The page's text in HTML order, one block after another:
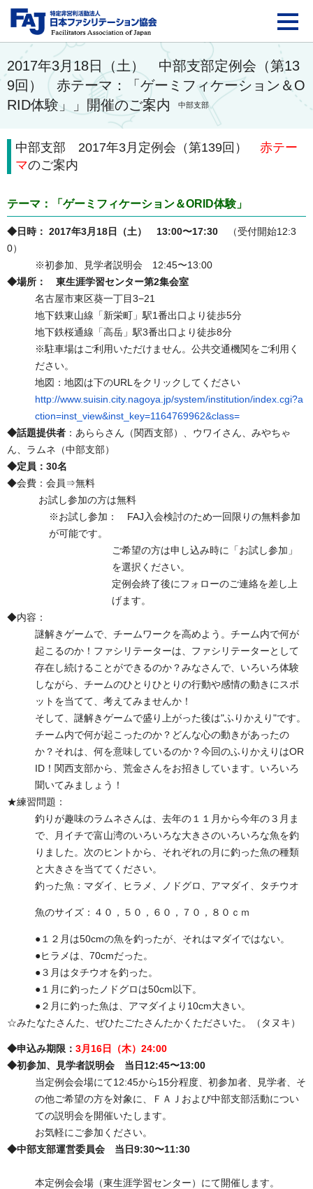
FAJ：特定非営利活動
2017年3月18日（土） 中部支部定例会（第13
9回） 赤テーマ：「ゲーミフィケーション＆O
RID体験」」開催のご案内
中部支部
中部支部 2017年3月定例会（第139回） 赤テー
マのご案内
テーマ：「ゲーミフィケーション＆ORID体験」
◆日時： 2017年3月18日（土） 13:00〜17:30
（受付開始12:3
0）
※初参加、見学者説明会 12:45〜13:00
◆場所： 東生涯学習センター第2集会室
名古屋市東区葵一丁目3−21
地下鉄東山線「新栄町」駅1番出口より徒歩5分
地下鉄桜通線「高岳」駅3番出口より徒歩8分
※駐車場はご利用いただけません。公共交通機関をご利用く
ださい。
地図：地図は下のURLをクリックしてください
http://www.suisin.city.nagoya.jp/system/institution/index.cgi?a
ction=inst_view&inst_key=1164769962&class=
◆話題提供者 ：あららさん（関西支部）、ウワイさん、みやちゃ
ん、ラムネ（中部支部）
◆定員：30名
◆会費：会員⇒無料
お試し参加の方は無料
※お試し参加： FAJ入会検討のため一回限りの無料参加
が可能です。
ご希望の方は申し込み時に「お試し参加」
を選択ください。
定例会終了後にフォローのご連絡を差し上
げます。
◆内容：
謎解きゲームで、チームワークを高めよう。チーム内で何が
起こるのか！ファシリテーターは、ファシリテーターとして
存在し続けることができるのか？みなさんで、いろいろ体験
しながら、チームのひとりひとりの行動や感情の動きにスポ
ットを当てて、考えてみませんか！
そして、謎解きゲームで盛り上がった後は"ふりかえり"です。
チーム内で何が起こったのか？どんな心の動きがあったの
か？それは、何を意味しているのか？今回のふりかえりはOR
ID！関西支部から、荒金さんをお招きしています。いろいろ
聞いてみましょう！
★練習問題：
釣りが趣味のラムネさんは、去年の１１月から今年の３月ま
で、月イチで富山湾のいろいろな大きさのいろいろな魚を釣
りました。次のヒントから、それぞれの月に釣った魚の種類
と大きさを当ててください。
釣った魚：マダイ、ヒラメ、ノドグロ、アマダイ、タチウオ
魚のサイズ：４０，５０，６０，７０，８０ｃｍ
●１２月は50cmの魚を釣ったが、それはマダイではない。
●ヒラメは、70cmだった。
●３月はタチウオを釣った。
●１月に釣ったノドグロは50cm以下。
●２月に釣った魚は、アマダイより10cm大きい。
☆みたなたさんた、ぜひたごたさんたかくたださいた。（タヌキ）
◆申込み期限： 3月16日（木）24:00
◆初参加、見学者説明会 当日12:45〜13:00
当定例会会場にて12:45から15分程度、初参加者、見学者、そ
の他ご希望の方を対象に、ＦＡＪおよび中部支部活動につい
ての説明会を開催いたします。
お気軽にご参加ください。
◆中部支部運営委員会 当日9:30〜11:30
本定例会会場（東生涯学習センター）にて開催します。